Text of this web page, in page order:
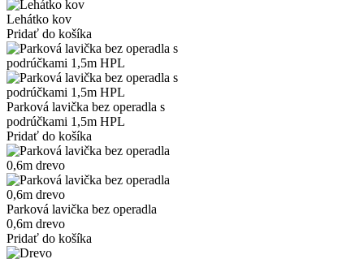
Lehátko kov
Pridať do košíka
Parková lavička bez operadla s
podrúčkami 1,5m HPL
Pridať do košíka
Parková lavička bez operadla
0,6m drevo
Pridať do košíka